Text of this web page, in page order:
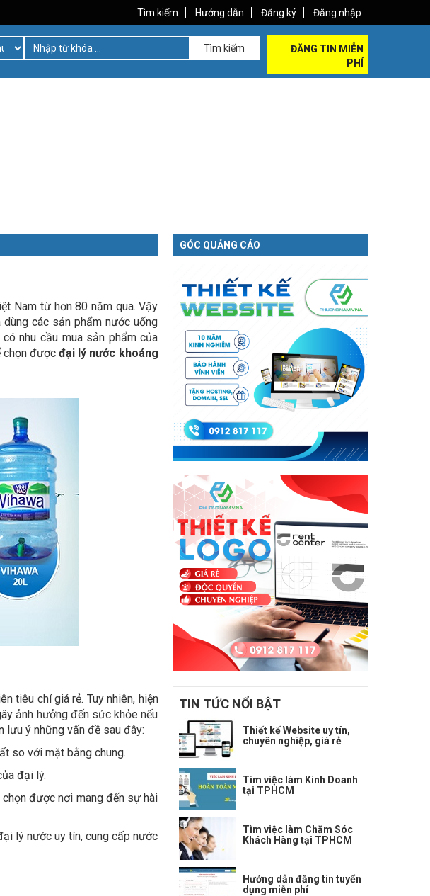
Tìm kiếm Hướng dẫn Đăng ký Đăng nhập
Tìm kiếm
ĐĂNG TIN MIỄN
PHÍ
Nam từ hơn 80 năm qua. Vậy
các sản phẩm nước uống
nhu cầu mua sản phẩm của
chọn đượcđại lý nước khoáng
tiêu chí giá rẻ. Tuy nhiên, hiện
ảnh hưởng đến sức khỏe nếu
lưu ý những vấn đề sau đây:
so với mặt bằng chung.
đại lý.
được nơi mang đến sự hài
lý nước uy tín, cung cấp nước
GÓC QUẢNG CÁO
TIN TỨC NỔI BẬT
Thiết kế Website uy tín,
chuyên nghiệp, giá rẻ
Tìm việc làm Kinh Doanh
tại TPHCM
Tìm việc làm Chăm Sóc
Khách Hàng tại TPHCM
Hướng dẫn đăng tin tuyển
dụng miễn phí